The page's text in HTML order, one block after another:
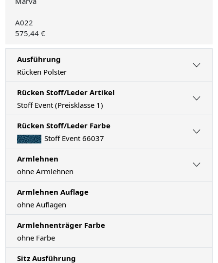
A022
575,44 €
Ausführung
Rücken Polster
Rücken Stoff/Leder Artikel
Stoff Event (Preisklasse 1)
Rücken Stoff/Leder Farbe
Stoff Event 66037
Armlehnen
ohne Armlehnen
Armlehnen Auflage
ohne Auflagen
Armlehnenträger Farbe
ohne Farbe
Sitz Ausführung